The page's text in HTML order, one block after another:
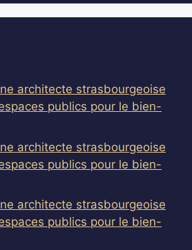
architecte strasbourgeoise
publics pour le bien-
architecte strasbourgeoise
publics pour le bien-
architecte strasbourgeoise
publics pour le bien-